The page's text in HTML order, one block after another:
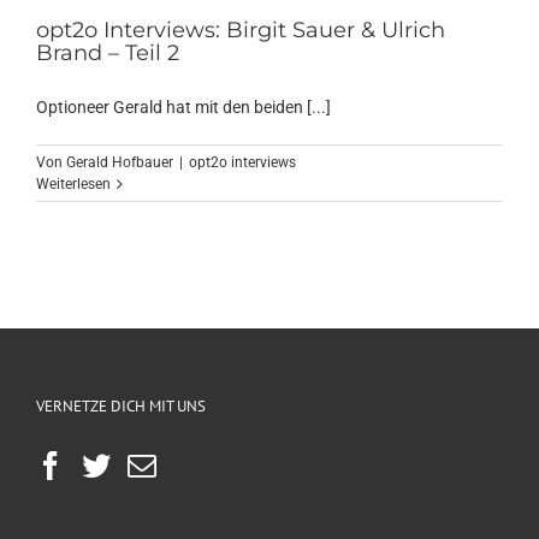
opt2o Interviews: Birgit Sauer & Ulrich
Brand – Teil 2
Optioneer Gerald hat mit den beiden [...]
Von Gerald Hofbauer | opt2o interviews
Weiterlesen
VERNETZE DICH MIT UNS